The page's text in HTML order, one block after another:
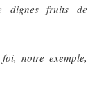
dignes fruits de
notre exemple,